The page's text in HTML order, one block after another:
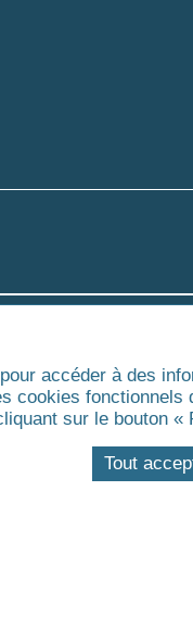
accéder à des
cookies
sur le bouton «
Tout
Communautés